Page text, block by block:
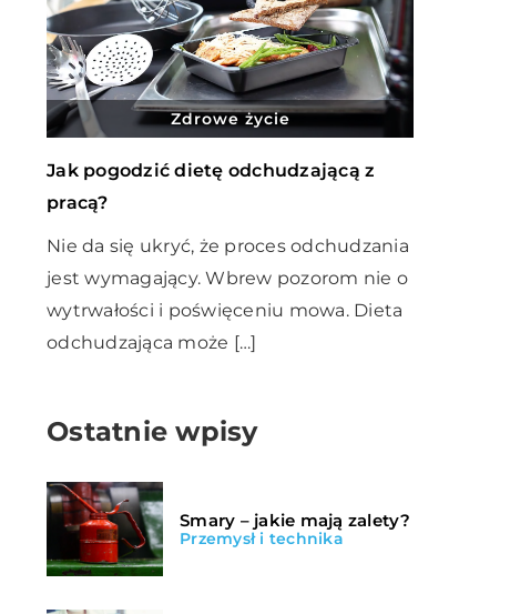
Zdrowe życie
Jak pogodzić dietę odchudzającą z
pracą?
Nie da się ukryć, że proces odchudzania
jest wymagający. Wbrew pozorom nie o
wytrwałości i poświęceniu mowa. Dieta
odchudzająca może […]
Ostatnie wpisy
Smary – jakie mają zalety?
Przemysł i technika